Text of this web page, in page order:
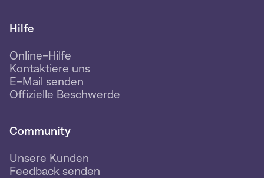
Hilfe
Online-Hilfe
Kontaktiere uns
E-Mail senden
Offizielle Beschwerde
Community
Unsere Kunden
Feedback senden